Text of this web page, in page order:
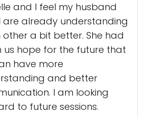
and I feel my husband
are already understanding
a bit better. She had
us hope for the future that
have more
and better
I am looking
to future sessions.